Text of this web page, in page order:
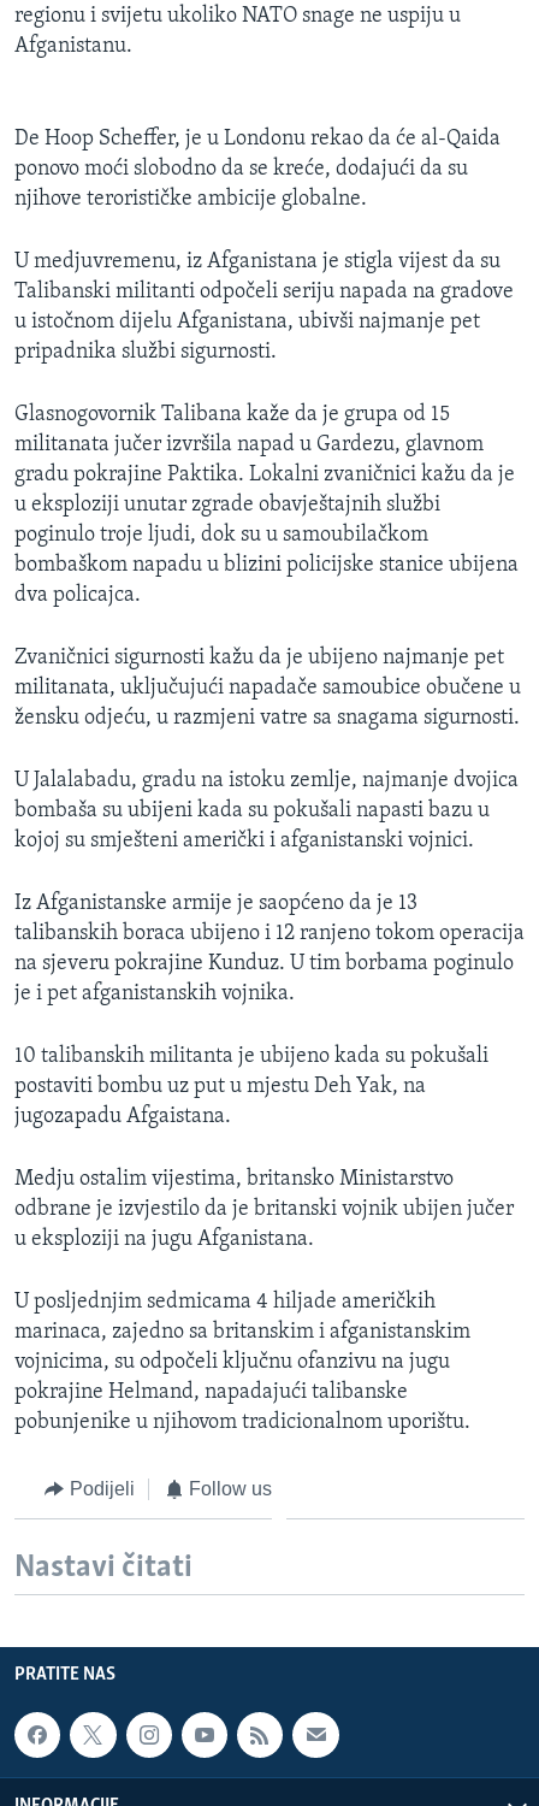
regionu i svijetu ukoliko NATO snage ne uspiju u
Afganistanu.
De Hoop Scheffer, je u Londonu rekao da će al-Qaida
ponovo moći slobodno da se kreće, dodajući da su
njihove terorističke ambicije globalne.
U medjuvremenu, iz Afganistana je stigla vijest da su
Talibanski militanti odpočeli seriju napada na gradove
u istočnom dijelu Afganistana, ubivši najmanje pet
pripadnika službi sigurnosti.
Glasnogovornik Talibana kaže da je grupa od 15
militanata jučer izvršila napad u Gardezu, glavnom
gradu pokrajine Paktika. Lokalni zvaničnici kažu da je
u eksploziji unutar zgrade obavještajnih službi
poginulo troje ljudi, dok su u samoubilačkom
bombaškom napadu u blizini policijske stanice ubijena
dva policajca.
Zvaničnici sigurnosti kažu da je ubijeno najmanje pet
militanata, uključujući napadače samoubice obučene u
žensku odjeću, u razmjeni vatre sa snagama sigurnosti.
U Jalalabadu, gradu na istoku zemlje, najmanje dvojica
bombaša su ubijeni kada su pokušali napasti bazu u
kojoj su smješteni američki i afganistanski vojnici.
Iz Afganistanske armije je saopćeno da je 13
talibanskih boraca ubijeno i 12 ranjeno tokom operacija
na sjeveru pokrajine Kunduz. U tim borbama poginulo
je i pet afganistanskih vojnika.
10 talibanskih militanta je ubijeno kada su pokušali
postaviti bombu uz put u mjestu Deh Yak, na
jugozapadu Afgaistana.
Medju ostalim vijestima, britansko Ministarstvo
odbrane je izvjestilo da je britanski vojnik ubijen jučer
u eksploziji na jugu Afganistana.
U posljednjim sedmicama 4 hiljade američkih
marinaca, zajedno sa britanskim i afganistanskim
vojnicima, su odpočeli ključnu ofanzivu na jugu
pokrajine Helmand, napadajući talibanske
pobunjenike u njihovom tradicionalnom uporištu.
Podijeli Follow us
Nastavi čitati
PRATITE NAS